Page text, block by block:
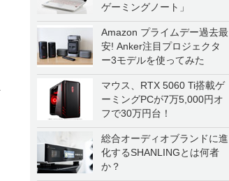
ゲーミングノート」
Amazon プライムデー過去最
安! Anker注目プロジェクタ
ー3モデルを使ってみた
マウス、RTX 5060 Ti搭載ゲ
ーミングPCが7万5,000円オ
フで30万円台！
総合オーディオブランドに進
化するSHANLINGとは何者
か？